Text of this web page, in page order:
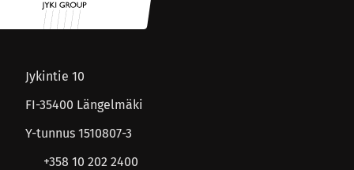
Jykintie 10
FI-35400 Längelmäki
Y-tunnus 1510807-3
+358 10 202 2400